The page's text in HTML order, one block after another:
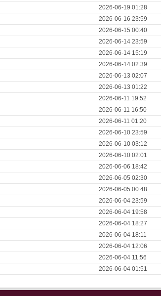
2026-06-19 01:28
2026-06-16 23:59
2026-06-15 00:40
2026-06-14 23:59
2026-06-14 15:19
2026-06-14 02:39
2026-06-13 02:07
2026-06-13 01:22
2026-06-11 19:52
2026-06-11 16:50
2026-06-11 01:20
2026-06-10 23:59
2026-06-10 03:12
2026-06-10 02:01
2026-06-06 18:42
2026-06-05 02:30
2026-06-05 00:48
2026-06-04 23:59
2026-06-04 19:58
2026-06-04 18:27
2026-06-04 18:11
2026-06-04 12:06
2026-06-04 11:56
2026-06-04 01:51